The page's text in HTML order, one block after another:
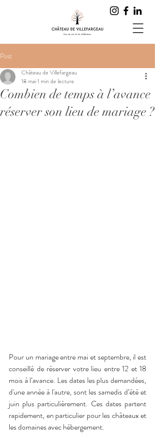
Post
Combien de temps à l’avance
réserver son lieu de mariage ?
Château de Villefargeau
18 mai1 min de lecture
Pour un mariage entre mai et septembre, il est
conseillé de réserver votre lieu entre 12 et 18
mois à l’avance. Les dates les plus demandées,
d'une année à l'autre, sont les samedis d’été et
juin plus particulièrement. Ces dates partent
rapidement, en particulier pour les châteaux et
les domaines avec hébergement.